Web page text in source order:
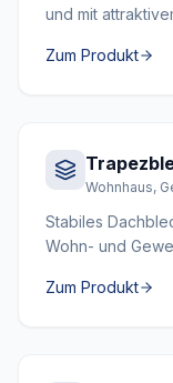
und mit
Zum Produkt
Wohnhaus,
Stabiles
Wohn- und
Zum Produkt